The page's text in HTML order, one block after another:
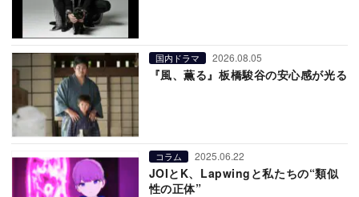
国内ドラマ 2026.08.05
『風、薫る』板橋駿谷の安心感が光る
コラム 2025.06.22
JOIとK、Lapwingと私たちの“類似
性の正体”